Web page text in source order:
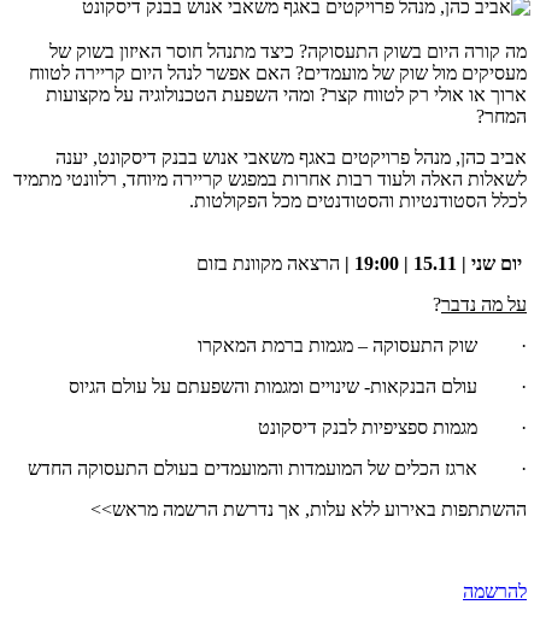
מה קורה היום בשוק התעסוקה? כיצד מתנהל חוסר האיזון בשוק של
מעסיקים מול שוק של מועמדים? האם אפשר לנהל היום קריירה לטווח
ארוך או אולי רק לטווח קצר? ומהי השפעת הטכנולוגיה על מקצועות
המחר?
אביב כהן, מנהל פרויקטים באגף משאבי אנוש בבנק דיסקונט, יענה
לשאלות האלה ולעוד רבות אחרות במפגש קריירה מיוחד, רלוונטי מתמיד
לכלל הסטודנטיות והסטודנטים מכל הפקולטות.
יום שני | 15.11 | 19:00 |
הרצאה מקוונת בזום
על מה נדבר?
· שוק התעסוקה – מגמות ברמת המאקרו
· עולם הבנקאות- שינויים ומגמות והשפעתם על עולם הגיוס
· מגמות ספציפיות לבנק דיסקונט
· ארגז הכלים של המועמדות והמועמדים בעולם התעסוקה החדש
ההשתתפות באירוע ללא עלות, אך נדרשת הרשמה מראש>>
להרשמה